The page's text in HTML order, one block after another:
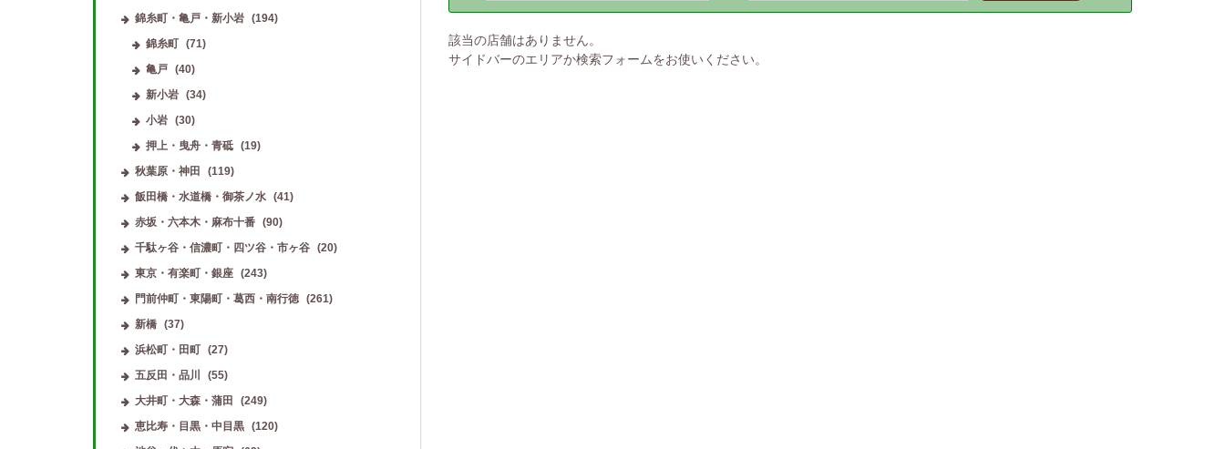
該当の店舗はありません。
サイドバーのエリアか検索フォームをお使いください。
錦糸町・亀戸・新小岩
(194)
錦糸町 (71)
亀戸 (40)
新小岩 (34)
小岩 (30)
押上・曳舟・青砥 (19)
秋葉原・神田
(119)
飯田橋・水道橋・御茶ノ水
(41)
赤坂・六本木・麻布十番
(90)
千駄ヶ谷・信濃町・四ツ谷・市ヶ谷
(20)
東京・有楽町・銀座
(243)
門前仲町・東陽町・葛西・南行徳
(261)
新橋
(37)
浜松町・田町
(27)
五反田・品川
(55)
大井町・大森・蒲田
(249)
恵比寿・目黒・中目黒
(120)